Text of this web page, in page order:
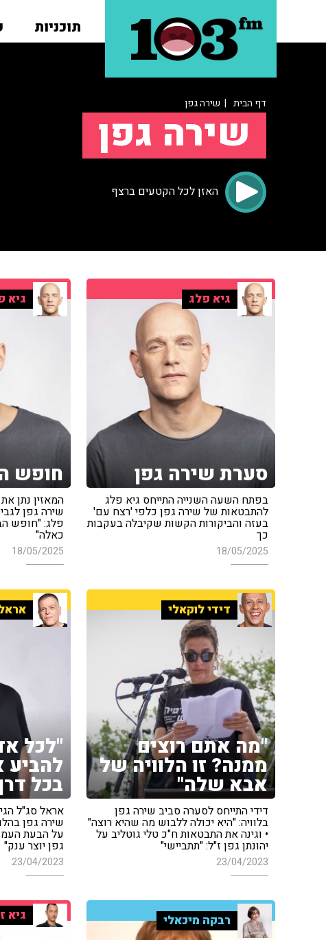
תוכניות
דף הבית | שירה גפן
שירה גפן
האזן לכל הקטעים ברצף
גיא פלג
סערת שירה גפן
בפתח השעה השנייה התייחס גיא פלג
להתבטאות של שירה גפן כלפי 'רצח עם'
בעזה והביקורות הקשות שקיבלה בעקבות
כך
18/05/2025
גיא
חופש
המאזין נתן
שירה גפן
פלג: "חופש
כאלה"
18/05/2025
דידי לוקאלי
"מה אתם רוצים
ממנה? זו הלוויה של
אבא שלה"
דידי התייחס לסערה סביב שירה גפן
בלוויה: "היא יכולה ללבוש מה שהיא רוצה"
• וגינה את התבטאות ח"כ טלי גוטליב על
יהונתן גפן ז"ל: "תתביישי"
23/04/2023
"לכל
להביע
בכל
אראל סג"ל
שירה גפן
על הבעת
גפן יוצר ענק"
23/04/2023
רבקה מיכאלי גיא